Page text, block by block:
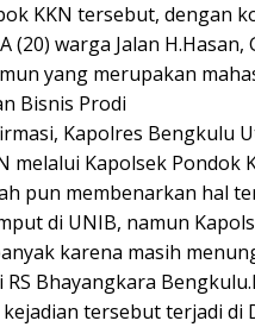
KKN tersebut, dengan
(20) warga Jalan H.Hasan,
yang merupakan
Bisnis Prodi
Kapolres Bengkulu
melalui Kapolsek Pondok
pun membenarkan hal
di UNIB, namun
karena masih
Bhayangkara
tersebut terjadi di